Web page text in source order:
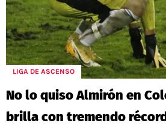
LIGA DE ASCENSO
No lo quiso Almirón en
brilla con tremendo